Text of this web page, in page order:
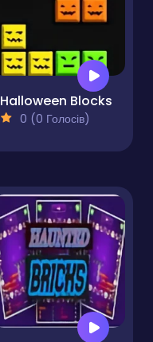
Halloween Blocks
0 (0 Голосів)